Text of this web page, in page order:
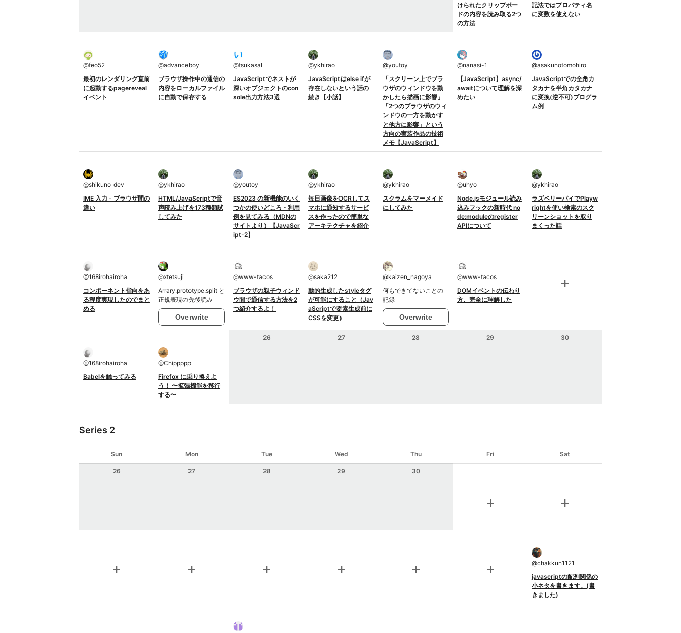
けられたクリップボー
ドの内容を読み取る2つ
の方法
記法ではプロパティ名
に変数を使えない
@feo52
最初のレンダリング直前
に起動するpagereveal
イベント
@advanceboy
ブラウザ操作中の通信の
内容をローカルファイル
に自動で保存する
@tsukasaI
JavaScriptでネストが
深いオブジェクトのcon
sole出力方法3選
@ykhirao
JavaScriptはelse ifが
存在しないという話の
続き【小話】
@youtoy
「スクリーン上でブラ
ウザのウィンドウを動
かしたら描画に影響」
「2つのブラウザのウィ
ンドウの一方を動かす
と他方に影響」という
方向の実装作品の技術
メモ【JavaScript】
@nanasi-1
【JavaScript】async/
awaitについて理解を深
めたい
@asakunotomohiro
JavaScriptでの全角カ
タカナを半角カタカナ
に変換(逆不可)プログラ
ム例
@shikuno_dev
IME 入力 - ブラウザ間の
違い
@ykhirao
HTML/JavaScriptで音
声読み上げを173種類試
してみた
@youtoy
ES2023 の新機能のいく
つかの使いどころ・利用
例を見てみる（MDNの
サイトより）【JavaScr
ipt-2】
@ykhirao
毎日画像をOCRしてス
マホに通知するサービ
スを作ったので簡単な
アーキテクチャを紹介
@ykhirao
スクラムをマーメイド
にしてみた
@uhyo
Node.jsモジュール読み
込みフックの新時代 no
de:moduleのregister
APIについて
@ykhirao
ラズベリーパイでPlayw
rightを使い検索のスク
リーンショットを取り
まくった話
@168irohairoha
コンポーネント指向をあ
る程度実現したのでまと
める
@xtetsuji
Arrary.prototype.split と
正規表現の先後読み
Overwrite
@www-tacos
ブラウザの親子ウィンド
ウ間で通信する方法を2
つ紹介するよ！
@saka212
動的生成したstyleタグ
が可能にすること（Jav
aScriptで要素生成前に
CSSを変更）
@kaizen_nagoya
何もできてないことの
記録
Overwrite
@www-tacos
DOMイベントの伝わり
方、完全に理解した
add
@168irohairoha
Babelを触ってみる
@Chippppp
Firefox に乗り換えよ
う！ 〜拡張機能を移行
する〜
26 27 28 29 30
Series 2
Sun Mon Tue Wed Thu Fri Sat
26 27 28 29 30
add add
add add add add add add @chakkun1121
javascriptの配列関係の
小ネタを書きます。(書
きました)